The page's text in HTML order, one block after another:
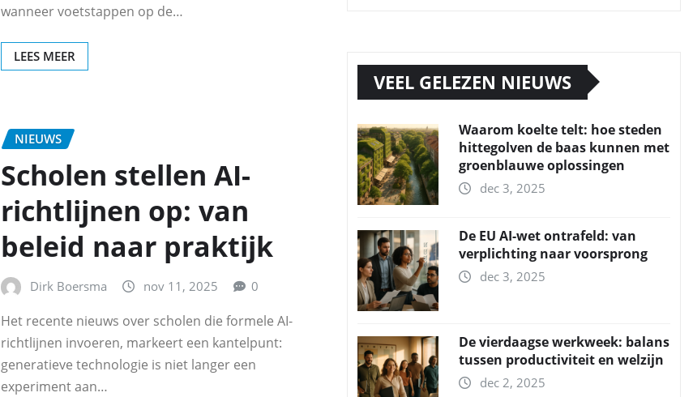
wanneer voetstappen op de…
LEES MEER
NIEUWS
Scholen stellen AI-
richtlijnen op: van
beleid naar praktijk
Dirk Boersma nov 11, 2025 0
Het recente nieuws over scholen die formele AI-
richtlijnen invoeren, markeert een kantelpunt:
generatieve technologie is niet langer een
experiment aan…
VEEL GELEZEN NIEUWS
Waarom koelte telt: hoe steden
hittegolven de baas kunnen met
groenblauwe oplossingen
dec 3, 2025
De EU AI-wet ontrafeld: van
verplichting naar voorsprong
dec 3, 2025
De vierdaagse werkweek: balans
tussen productiviteit en welzijn
dec 2, 2025